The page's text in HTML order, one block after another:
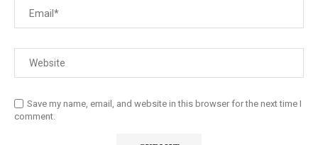
Save my name, email, and website in this browser for the next time I
comment.